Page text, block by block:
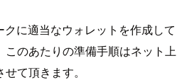
に適当なウォレットを作成して
このあたりの準備手順はネット上
て頂きます。